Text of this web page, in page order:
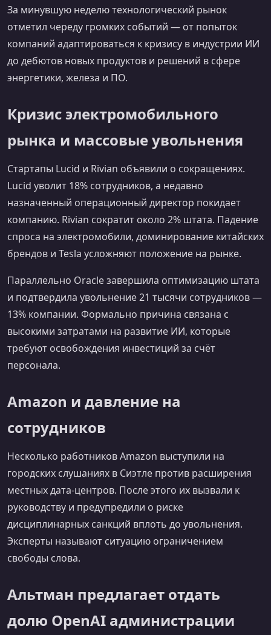
За минувшую неделю технологический рынок
отметил череду громких событий — от попыток
компаний адаптироваться к кризису в индустрии ИИ
до дебютов новых продуктов и решений в сфере
энергетики, железа и ПО.
Кризис электромобильного
рынка и массовые увольнения
Стартапы Lucid и Rivian объявили о сокращениях.
Lucid уволит 18% сотрудников, а недавно
назначенный операционный директор покидает
компанию. Rivian сократит около 2% штата. Падение
спроса на электромобили, доминирование китайских
брендов и Tesla усложняют положение на рынке.
Параллельно Oracle завершила оптимизацию штата
и подтвердила увольнение 21 тысячи сотрудников —
13% компании. Формально причина связана с
высокими затратами на развитие ИИ, которые
требуют освобождения инвестиций за счёт
персонала.
Amazon и давление на
сотрудников
Несколько работников Amazon выступили на
городских слушаниях в Сиэтле против расширения
местных дата‑центров. После этого их вызвали к
руководству и предупредили о риске
дисциплинарных санкций вплоть до увольнения.
Эксперты называют ситуацию ограничением
свободы слова.
Альтман предлагает отдать
долю OpenAI администрации